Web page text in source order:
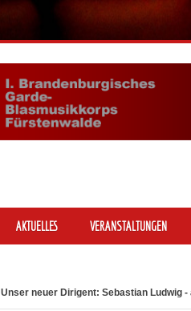
AKTUELLES VERANSTALTUNGEN
Unser neuer Dirigent: Sebastian Ludwig -